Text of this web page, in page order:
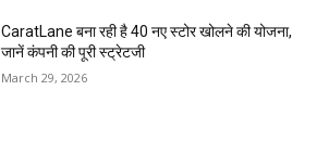
CaratLane बना रही है 40 नए स्टोर खोलने की योजना,
जानें कंपनी की पूरी स्ट्रेटजी
March 29, 2026